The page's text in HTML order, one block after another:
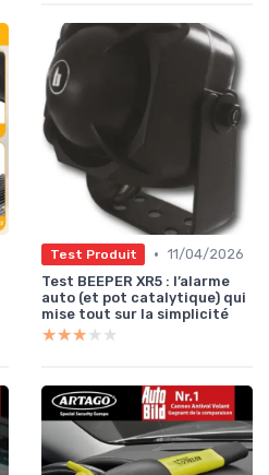
Test Produit • 11/04/2026
Test BEEPER XR5 : l’alarme
auto (et pot catalytique) qui
mise tout sur la simplicité
★★★★★
★★★★★